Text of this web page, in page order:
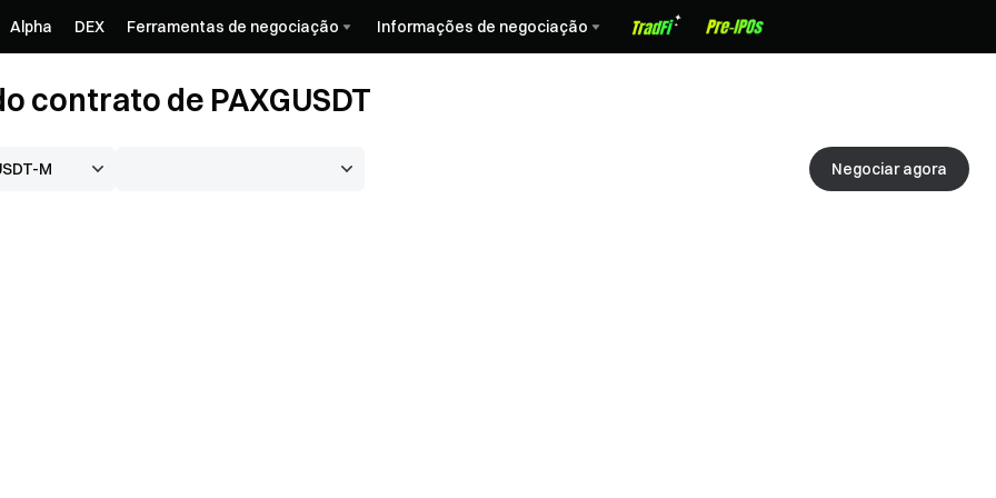
Alpha DEX Ferramentas de negociação Informações de negociação
contrato de PAXGUSDT
Negociar agora